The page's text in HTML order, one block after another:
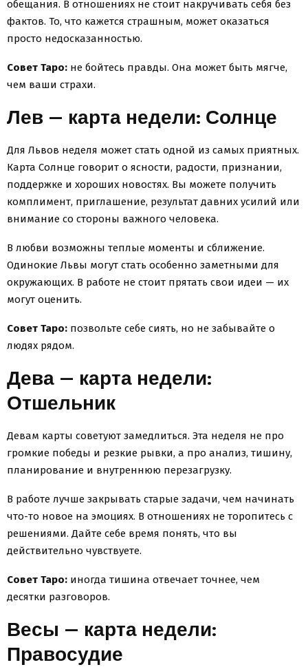
обещания. В отношениях не стоит накручивать себя без
фактов. То, что кажется страшным, может оказаться
просто недосказанностью.
Совет Таро: не бойтесь правды. Она может быть мягче,
чем ваши страхи.
Лев — карта недели: Солнце
Для Львов неделя может стать одной из самых приятных.
Карта Солнце говорит о ясности, радости, признании,
поддержке и хороших новостях. Вы можете получить
комплимент, приглашение, результат давних усилий или
внимание со стороны важного человека.
В любви возможны теплые моменты и сближение.
Одинокие Львы могут стать особенно заметными для
окружающих. В работе не стоит прятать свои идеи — их
могут оценить.
Совет Таро: позвольте себе сиять, но не забывайте о
людях рядом.
Дева — карта недели:
Отшельник
Девам карты советуют замедлиться. Эта неделя не про
громкие победы и резкие рывки, а про анализ, тишину,
планирование и внутреннюю перезагрузку.
В работе лучше закрывать старые задачи, чем начинать
что-то новое на эмоциях. В отношениях не торопитесь с
решениями. Дайте себе время понять, что вы
действительно чувствуете.
Совет Таро: иногда тишина отвечает точнее, чем
десятки разговоров.
Весы — карта недели:
Правосудие